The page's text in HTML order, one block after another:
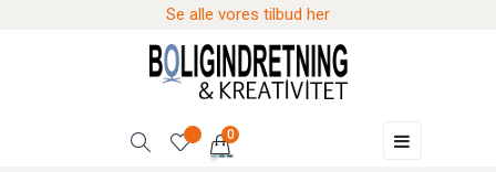
Se alle vores tilbud her
0
Skift
☰